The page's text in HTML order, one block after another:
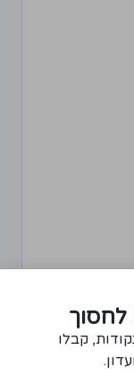
לחסוך
קבלו